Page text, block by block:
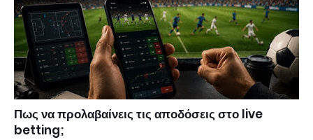
Πως να προλαβαίνεις τις αποδόσεις στο live
betting;